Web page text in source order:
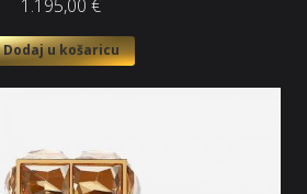
1.195,00 €
Dodaj u košaricu